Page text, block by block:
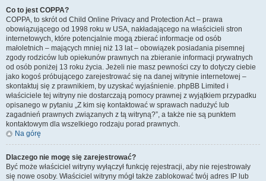
Co to jest COPPA?
COPPA, to skrót od Child Online Privacy and Protection Act – prawa
obowiązującego od 1998 roku w USA, nakładającego na właścicieli stron
internetowych, które potencjalnie mogą zbierać informacje od osób
małoletnich – mających mniej niż 13 lat – obowiązek posiadania pisemnej
zgody rodziców lub opiekunów prawnych na zbieranie informacji prywatnych
od osób poniżej 13 roku życia. Jeżeli nie masz pewności czy to dotyczy ciebie
jako kogoś próbującego zarejestrować się na danej witrynie internetowej –
skontaktuj się z prawnikiem, by uzyskać wyjaśnienie. phpBB Limited i
właściciele tej witryny nie dostarczają pomocy prawnej z wyjątkiem przypadku
opisanego w pytaniu „Z kim się kontaktować w sprawach nadużyć lub
zagadnień prawnych związanych z tą witryną?”, a także nie są punktem
kontaktowym dla wszelkiego rodzaju porad prawnych.
Na górę
Dlaczego nie mogę się zarejestrować?
Być może właściciel witryny wyłączył funkcję rejestracji, aby nie rejestrowały
się nowe osoby. Właściciel witryny mógł także zablokować twój adres IP lub